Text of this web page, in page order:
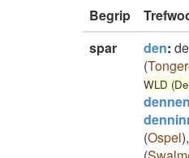
Begrip
spar
den:
(
WLD
(Ospel),